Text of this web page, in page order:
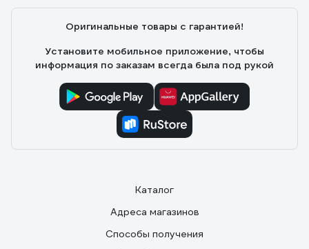
Оригинальные товары с гарантией!
Установите мобильное приложение, чтобы
информация по заказам всегда была под рукой
Каталог
Адреса магазинов
Способы получения